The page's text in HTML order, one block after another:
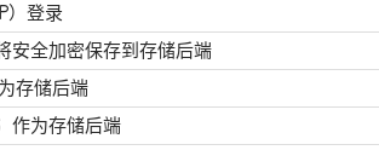
）登录
安全加密保存到存储后端
存储后端
作为存储后端